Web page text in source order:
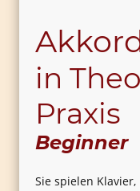
in
Praxis
Beginner
Sie spielen